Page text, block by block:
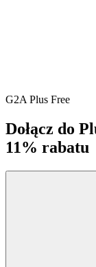
G2A Plus Free
Dołącz do
11% rabatu